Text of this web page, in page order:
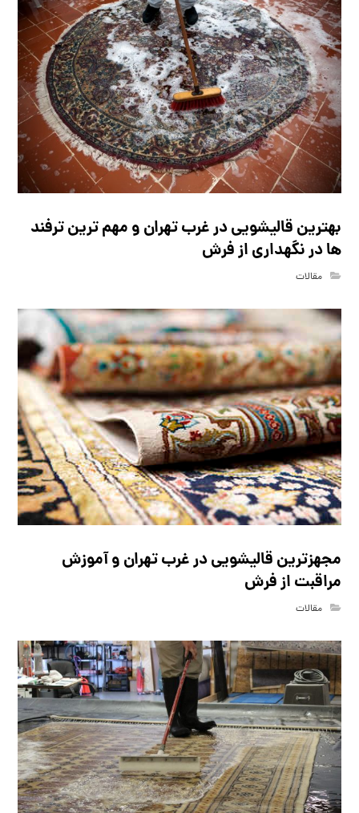
بهترین قالیشویی در غرب تهران و مهم ترین ترفند
ها در نگهداری از فرش
مقالات
مجهزترین قالیشویی در غرب تهران و آموزش
مراقبت از فرش
مقالات